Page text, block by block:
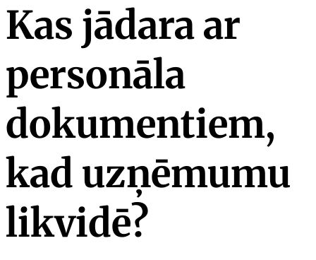
Kas jādara ar
personāla
dokumentiem,
kad uzņēmumu
likvidē?